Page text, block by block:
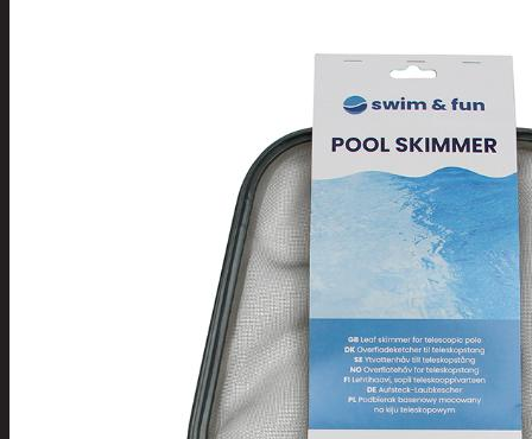
Tuotevalikoima
Poistotuotteet
Kausituotteet
Joulu
Joulu- ja kausivalot
Eläimet ja
tontut
Kyntteliköt
Valoketjut ja
kuusenvalot